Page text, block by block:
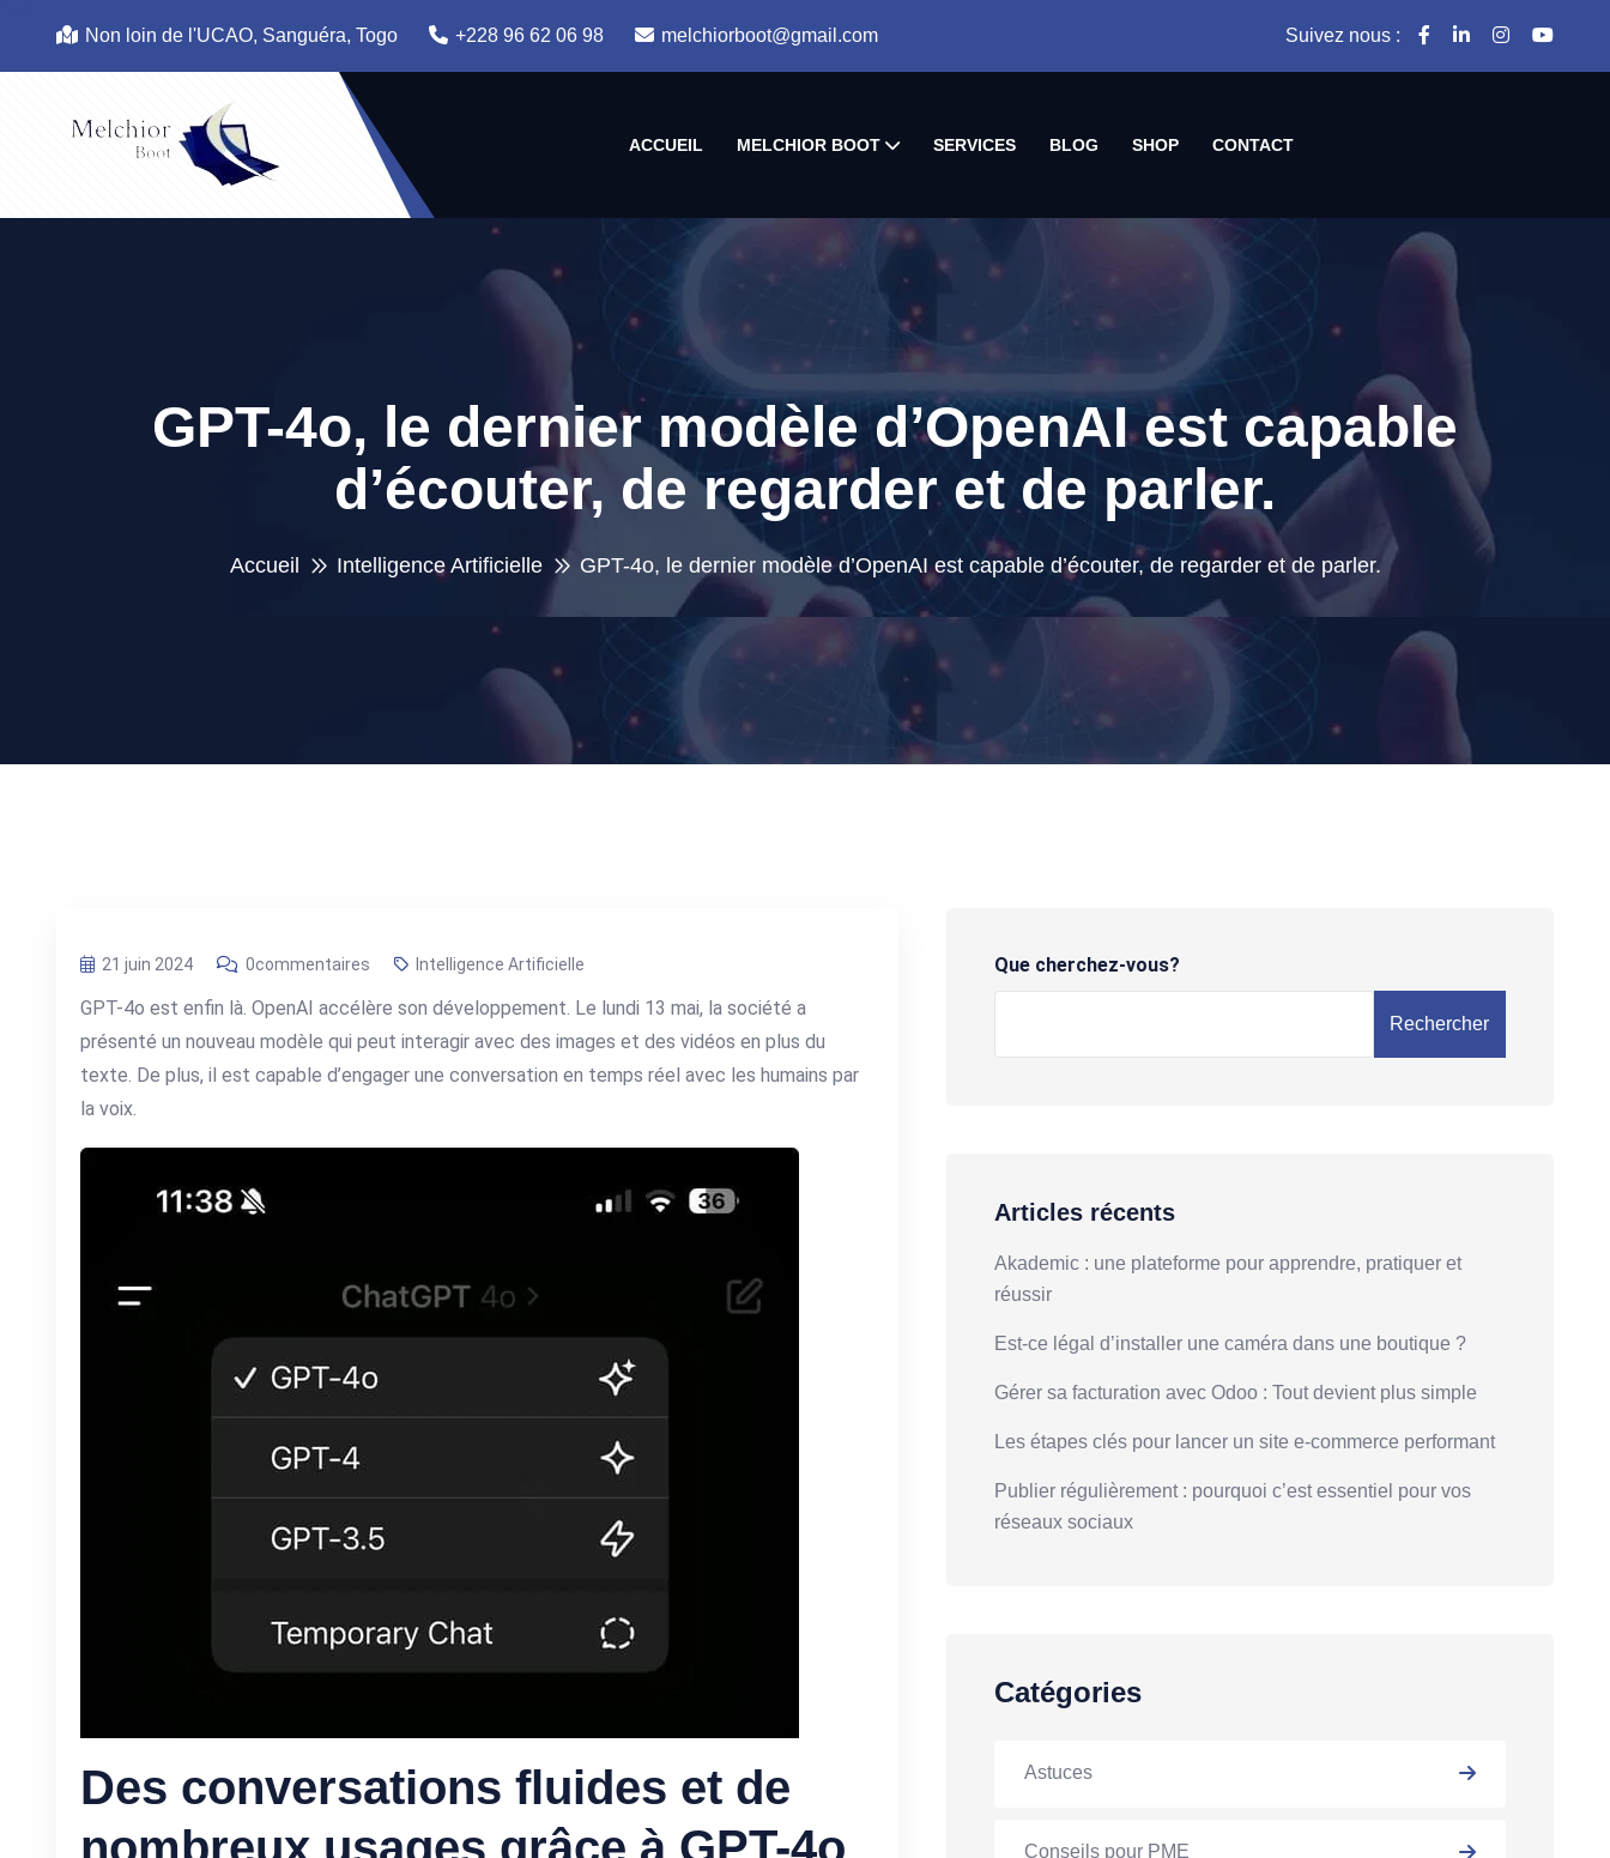
Non loin de l'UCAO, Sanguéra, Togo +228 96 62 06 98 melchiorboot@gmail.com Suivez nous :
ACCUEIL MELCHIOR BOOT SERVICES BLOG SHOP CONTACT
GPT-4o, le dernier modèle d’OpenAI est capable
d’écouter, de regarder et de parler.
Accueil Intelligence Artificielle GPT-4o, le dernier modèle d’OpenAI est capable d’écouter, de regarder et de parler.
21 juin 2024 0commentaires Intelligence Artificielle
GPT-4o est enfin là. OpenAI accélère son développement. Le lundi 13 mai, la société a
présenté un nouveau modèle qui peut interagir avec des images et des vidéos en plus du
texte. De plus, il est capable d’engager une conversation en temps réel avec les humains par
la voix.
Des conversations fluides et de
nombreux usages grâce à GPT-4o
Que cherchez-vous?
Rechercher
Articles récents
Akademic : une plateforme pour apprendre, pratiquer et
réussir
Est-ce légal d’installer une caméra dans une boutique ?
Gérer sa facturation avec Odoo : Tout devient plus simple
Les étapes clés pour lancer un site e-commerce performant
Publier régulièrement : pourquoi c’est essentiel pour vos
réseaux sociaux
Catégories
Astuces
Conseils pour PME